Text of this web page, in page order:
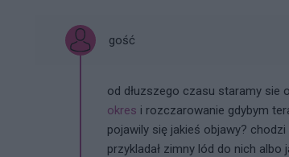
gość
od dłuzszego czasu staramy sie o
okres i rozczarowanie gdybym
pojawily się jakieś objawy?
przykladał zimny lód do nich